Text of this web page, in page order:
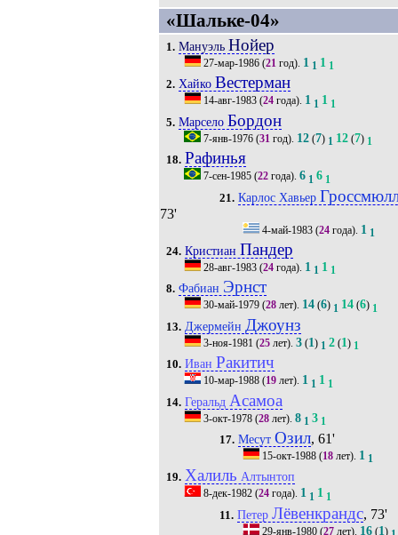
«Шальке-04»
1. Мануэль Нойер
27-мар-1986(21год). 1 1 1 1
2. Хайко Вестерман
14-авг-1983(24года). 1 1 1 1
5. Марсело Бордон
7-янв-1976(31 год). 12(7) 1 12(7) 1
18. Рафинья
7-сен-1985(22года). 6 1 6 1
21. Карлос Хавьер
73'
4-май-1983 (24 года). 1 1
24. Кристиан Пандер
28-авг-1983(24года). 1 1 1 1
8. Фабиан Эрнст
30-май-1979(28лет). 14(6) 1 14(6) 1
13. Джермейн Джоунз
3-ноя-1981 (25лет). 3(1) 1 2(1) 1
10. Иван Ракитич
10-мар-1988(19лет). 1 1 1 1
14. Геральд Асамоа
3-окт-1978(28лет). 8 1 3 1
17. Месут Озил, 61'
15-окт-1988 (18 лет). 1 1
19. Халиль Алтынтоп
8-дек-1982(24года). 1 1 1 1
11. Петер Лёвенкрандс, 73'
29-янв-1980 (27 лет). 16 (1)